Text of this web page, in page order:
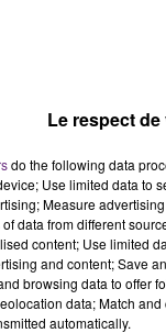
Ce
Une fête
conviés !
Le respect
do the following data
Use limited data to
Measure
data from different
content; Use limited
and content; Save
browsing data to offer
data; Match
automatically.